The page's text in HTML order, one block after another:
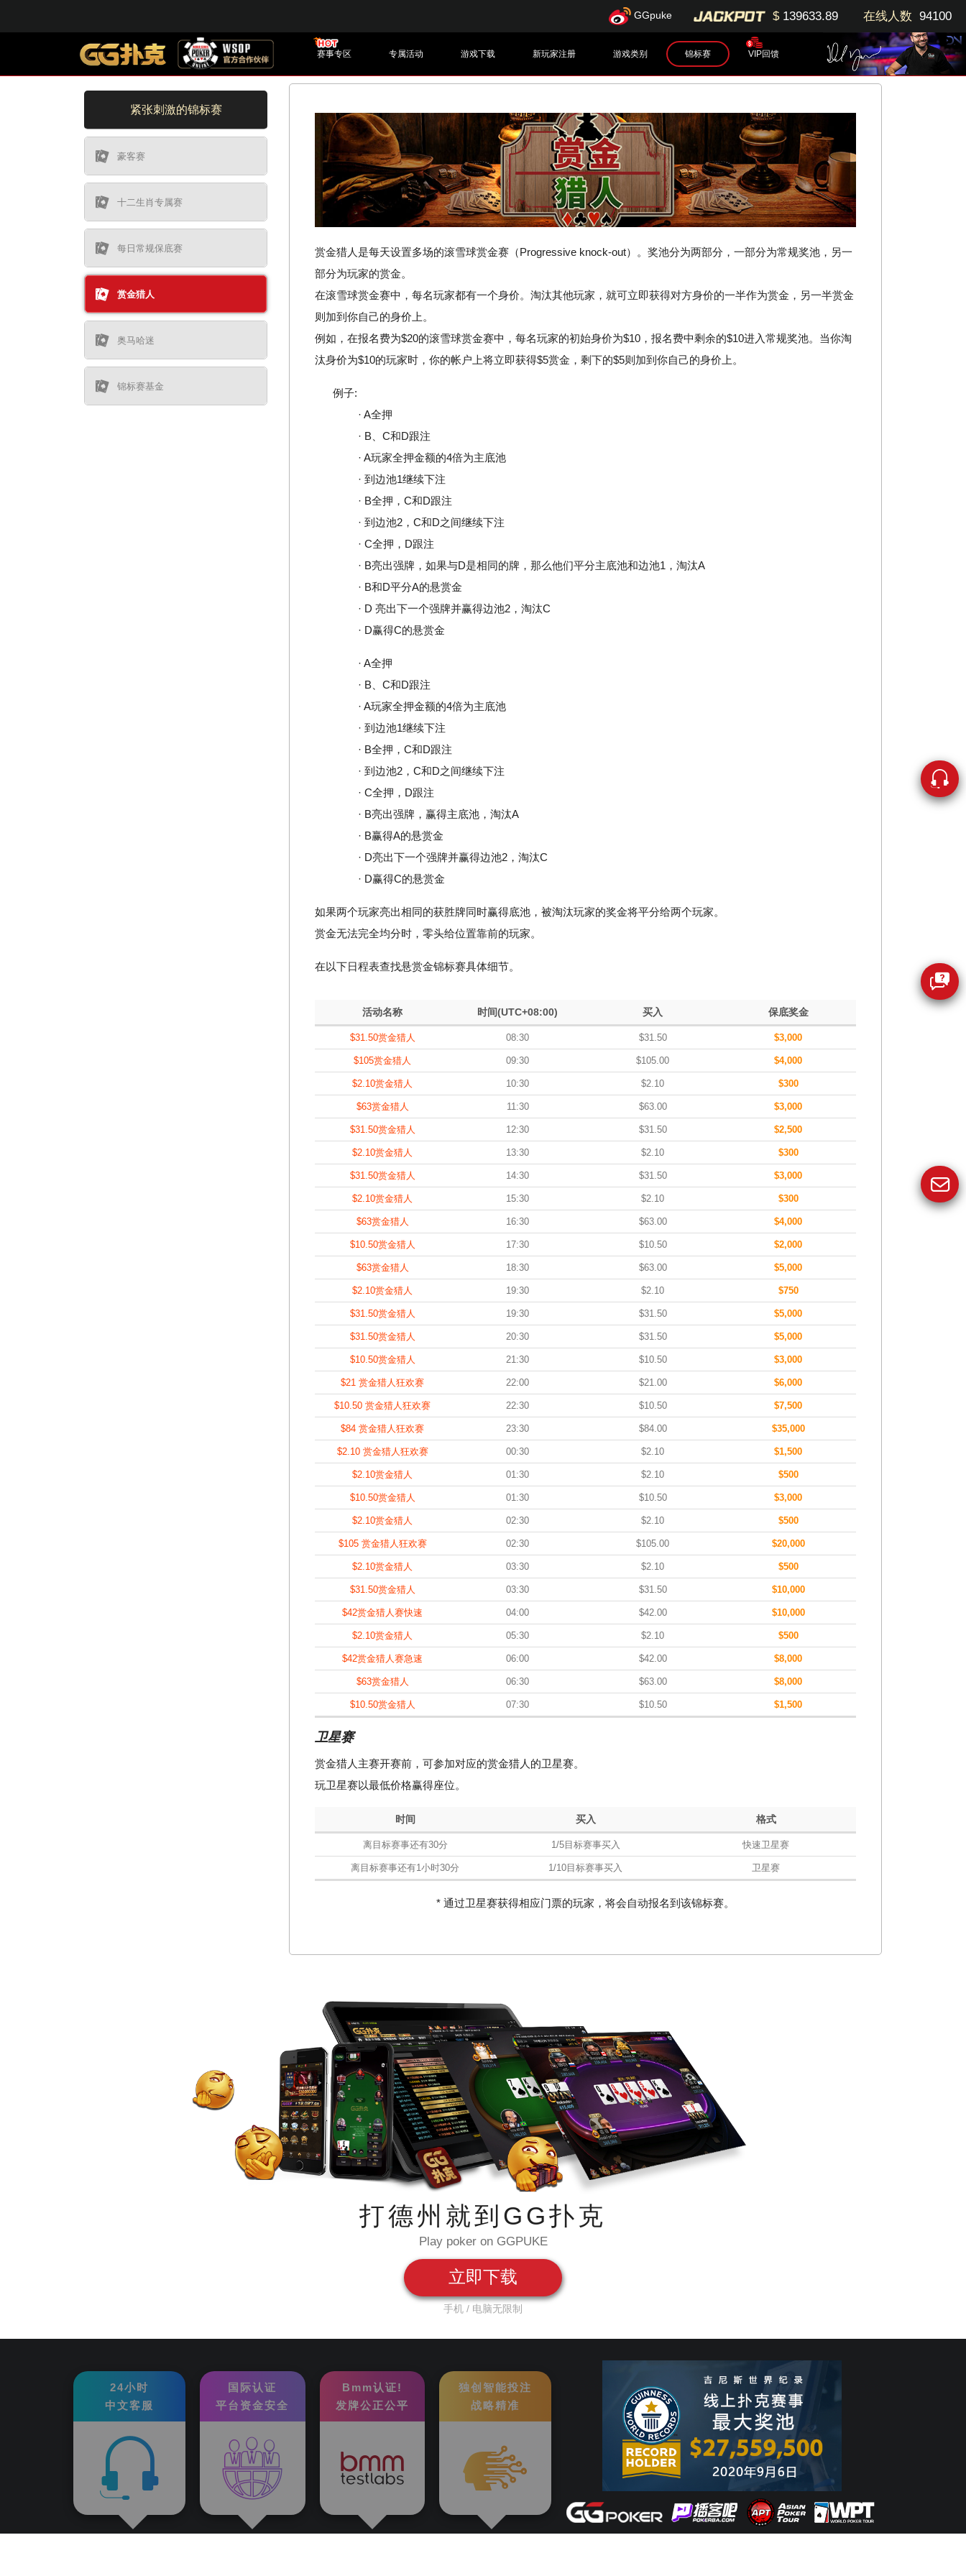
GGpuke $ 139633.89 在线人数 94100
赛事专区 专属活动 游戏下载 新玩家注册 游戏类别 锦标赛 VIP回馈
紧张刺激的锦标赛
豪客赛
十二生肖专属赛
每日常规保底赛
赏金猎人
奥马哈迷
锦标赛基金
赏金猎人是每天设置多场的滚雪球赏金赛（Progressive knock-out）。奖池分为两部分，一部分为常规奖池，另一
部分为玩家的赏金。
在滚雪球赏金赛中，每名玩家都有一个身价。淘汰其他玩家，就可立即获得对方身价的一半作为赏金，另一半赏金
则加到你自己的身价上。
例如，在报名费为$20的滚雪球赏金赛中，每名玩家的初始身价为$10，报名费中剩余的$10进入常规奖池。当你淘
汰身价为$10的玩家时，你的帐户上将立即获得$5赏金，剩下的$5则加到你自己的身价上。
例子:
· A全押
· B、C和D跟注
· A玩家全押金额的4倍为主底池
· 到边池1继续下注
· B全押，C和D跟注
· 到边池2，C和D之间继续下注
· C全押，D跟注
· B亮出强牌，如果与D是相同的牌，那么他们平分主底池和边池1，淘汰A
· B和D平分A的悬赏金
· D 亮出下一个强牌并赢得边池2，淘汰C
· D赢得C的悬赏金
· A全押
· B、C和D跟注
· A玩家全押金额的4倍为主底池
· 到边池1继续下注
· B全押，C和D跟注
· 到边池2，C和D之间继续下注
· C全押，D跟注
· B亮出强牌，赢得主底池，淘汰A
· B赢得A的悬赏金
· D亮出下一个强牌并赢得边池2，淘汰C
· D赢得C的悬赏金
如果两个玩家亮出相同的获胜牌同时赢得底池，被淘汰玩家的奖金将平分给两个玩家。
赏金无法完全均分时，零头给位置靠前的玩家。
在以下日程表查找悬赏金锦标赛具体细节。
活动名称 时间(UTC+08:00) 买入 保底奖金
$31.50赏金猎人 08:30 $31.50 $3,000
$105赏金猎人 09:30 $105.00 $4,000
$2.10赏金猎人 10:30 $2.10 $300
$63赏金猎人 11:30 $63.00 $3,000
$31.50赏金猎人 12:30 $31.50 $2,500
$2.10赏金猎人 13:30 $2.10 $300
$31.50赏金猎人 14:30 $31.50 $3,000
$2.10赏金猎人 15:30 $2.10 $300
$63赏金猎人 16:30 $63.00 $4,000
$10.50赏金猎人 17:30 $10.50 $2,000
$63赏金猎人 18:30 $63.00 $5,000
$2.10赏金猎人 19:30 $2.10 $750
$31.50赏金猎人 19:30 $31.50 $5,000
$31.50赏金猎人 20:30 $31.50 $5,000
$10.50赏金猎人 21:30 $10.50 $3,000
$21 赏金猎人狂欢赛 22:00 $21.00 $6,000
$10.50 赏金猎人狂欢赛 22:30 $10.50 $7,500
$84 赏金猎人狂欢赛 23:30 $84.00 $35,000
$2.10 赏金猎人狂欢赛 00:30 $2.10 $1,500
$2.10赏金猎人 01:30 $2.10 $500
$10.50赏金猎人 01:30 $10.50 $3,000
$2.10赏金猎人 02:30 $2.10 $500
$105 赏金猎人狂欢赛 02:30 $105.00 $20,000
$2.10赏金猎人 03:30 $2.10 $500
$31.50赏金猎人 03:30 $31.50 $10,000
$42赏金猎人赛快速 04:00 $42.00 $10,000
$2.10赏金猎人 05:30 $2.10 $500
$42赏金猎人赛急速 06:00 $42.00 $8,000
$63赏金猎人 06:30 $63.00 $8,000
$10.50赏金猎人 07:30 $10.50 $1,500
卫星赛
赏金猎人主赛开赛前，可参加对应的赏金猎人的卫星赛。
玩卫星赛以最低价格赢得座位。
时间 买入 格式
离目标赛事还有30分 1/5目标赛事买入 快速卫星赛
离目标赛事还有1小时30分 1/10目标赛事买入 卫星赛
* 通过卫星赛获得相应门票的玩家，将会自动报名到该锦标赛。
打德州就到GG扑克
Play poker on GGPUKE
立即下载
手机 / 电脑无限制
24小时
中文客服
国际认证
平台资金安全
Bmm认证!
发牌公正公平
独创智能投注
战略精准